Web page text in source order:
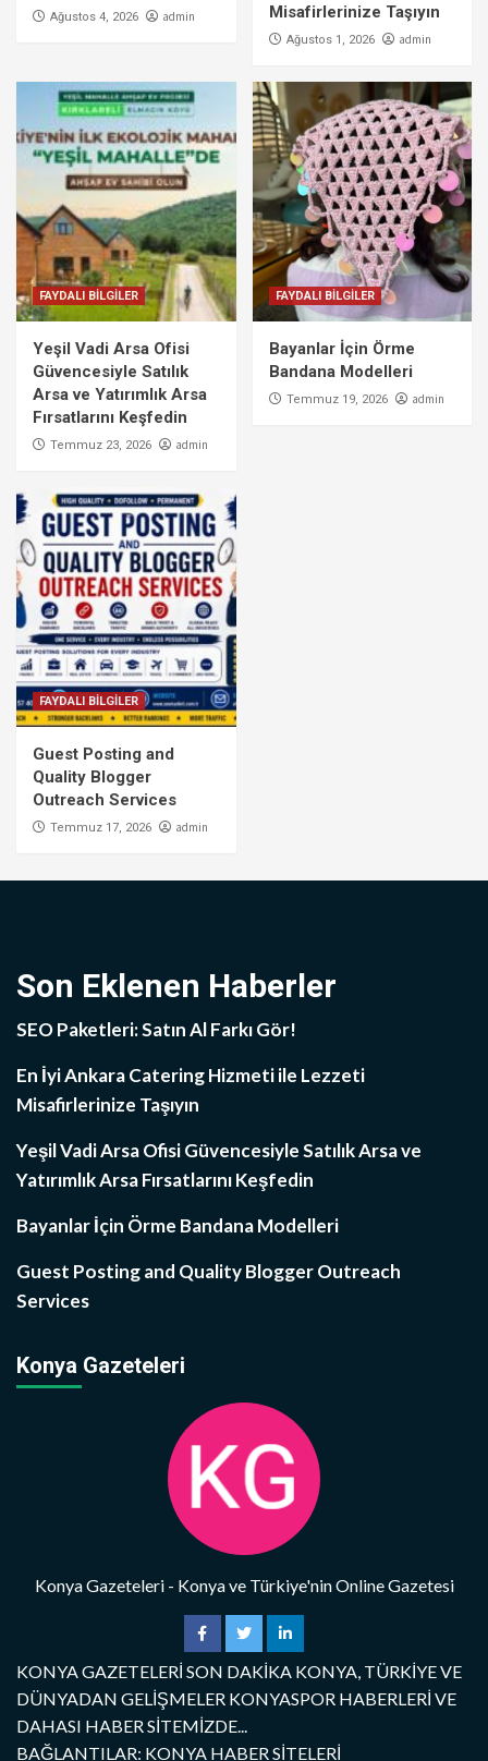
Ağustos 4, 2026 admin
Misafirlerinize Taşıyın
Ağustos 1, 2026 admin
FAYDALI BİLGİLER
Yeşil Vadi Arsa Ofisi
Güvencesiyle Satılık
Arsa ve Yatırımlık Arsa
Fırsatlarını Keşfedin
Temmuz 23, 2026 admin
FAYDALI BİLGİLER
Bayanlar İçin Örme
Bandana Modelleri
Temmuz 19, 2026 admin
FAYDALI BİLGİLER
Guest Posting and
Quality Blogger
Outreach Services
Temmuz 17, 2026 admin
Son Eklenen Haberler
SEO Paketleri: Satın Al Farkı Gör!
En İyi Ankara Catering Hizmeti ile Lezzeti
Misafirlerinize Taşıyın
Yeşil Vadi Arsa Ofisi Güvencesiyle Satılık Arsa ve
Yatırımlık Arsa Fırsatlarını Keşfedin
Bayanlar İçin Örme Bandana Modelleri
Guest Posting and Quality Blogger Outreach
Services
Konya Gazeteleri
Konya Gazeteleri - Konya ve Türkiye'nin Online Gazetesi
KONYA GAZETELERİ SON DAKİKA KONYA, TÜRKİYE VE
DÜNYADAN GELİŞMELER KONYASPOR HABERLERİ VE
DAHASI HABER SİTEMİZDE...
BAĞLANTILAR: KONYA HABER SİTELERİ